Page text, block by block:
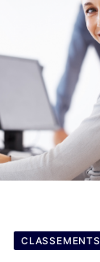
CLASSEMENTS